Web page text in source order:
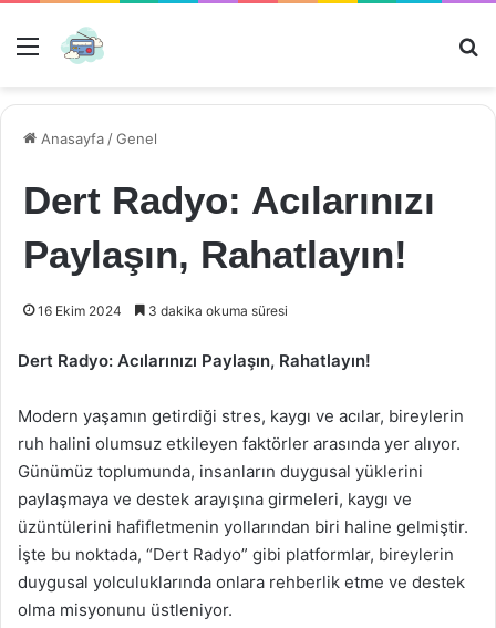
Menü
Anasayfa /Genel
Dert Radyo: Acılarınızı
Paylaşın, Rahatlayın!
16 Ekim 2024 3 dakika okuma süresi
Dert Radyo: Acılarınızı Paylaşın, Rahatlayın!
Modern yaşamın getirdiği stres, kaygı ve acılar, bireylerin
ruh halini olumsuz etkileyen faktörler arasında yer alıyor.
Günümüz toplumunda, insanların duygusal yüklerini
paylaşmaya ve destek arayışına girmeleri, kaygı ve
üzüntülerini hafifletmenin yollarından biri haline gelmiştir.
İşte bu noktada, “Dert Radyo” gibi platformlar, bireylerin
duygusal yolculuklarında onlara rehberlik etme ve destek
olma misyonunu üstleniyor.